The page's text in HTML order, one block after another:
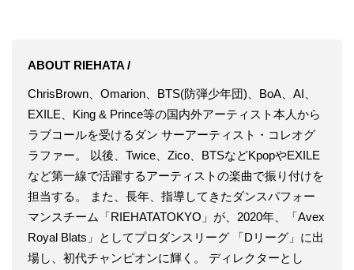
ABOUT RIEHATA /
ChrisBrown、Omarion、BTS(防弾少年団)、BoA、AI、
EXILE、King & Prince等の国内外アーティスト本人から
ラブコールを受けるダン サーアーティスト・コレオグ
ラファー。 以後、Twice、Zico、BTSなどKpopやEXILE
など第一線で活躍するアーティストの楽曲で振り付けを
担当する。 また、長年、指導してきたダンスパフォー
マンスチーム「RIEHATATOKYO」が、2020年、「Avex
Royal Blats」としてプロダンスリーグ 「Dリーグ」に出
場し、初代チャンピオンに輝く。 ディレクターとし